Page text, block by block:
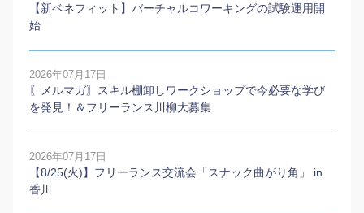
【新ベネフィット】バーチャルコワーキングの試験運用開
始
2026年07月17日
〖メルマガ〗スキル棚卸しワークショップで今必要な学び
を発見！＆フリーランス川柳大募集
2026年07月17日
【8/25(火)】フリーランス交流会「スナック曲がり角」 in
香川